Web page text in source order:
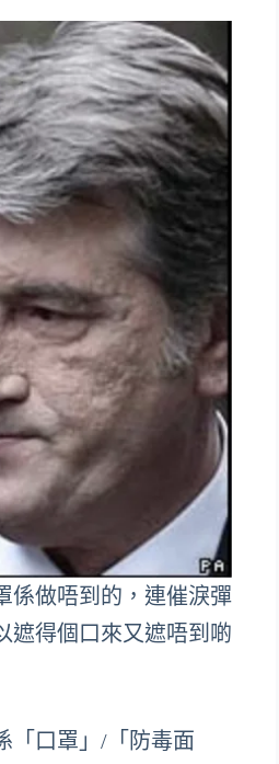
係做唔到的，連催淚彈
遮得個口來又遮唔到啲
「口罩」/「防毒面